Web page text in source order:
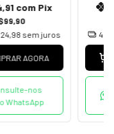
com Pix
sem juros
AGORA
nos
WhatsApp
4